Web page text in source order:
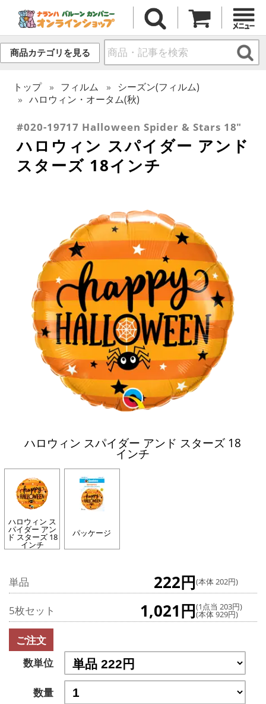
商品カテゴリを見る
トップ フィルム
シーズン(フィルム)
ハロウィン・オータム(秋)
#020-19717 Halloween Spider & Stars 18"
ハロウィン スパイダー アンド
スターズ 18インチ
ハロウィン スパイダー アンド スターズ 18
インチ
ハロウィン ス
パイダー アン
ド スターズ 18
インチ
パッケージ
単品 222円(本体 202円)
5枚セット 1,021円(1点当 203円)
(本体 929円)
ご注文
数単位
数量